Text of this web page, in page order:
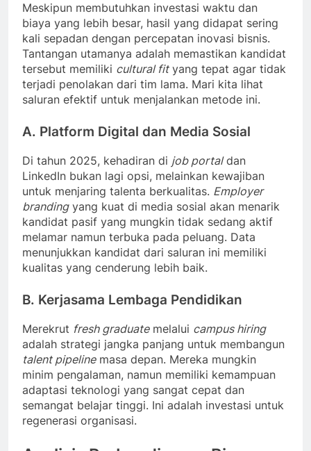
Meskipun membutuhkan investasi waktu dan
biaya yang lebih besar, hasil yang didapat sering
kali sepadan dengan percepatan inovasi bisnis.
Tantangan utamanya adalah memastikan kandidat
tersebut memiliki cultural fityang tepat agar tidak
terjadi penolakan dari tim lama. Mari kita lihat
saluran efektif untuk menjalankan metode ini.
A. Platform Digital dan Media Sosial
Di tahun 2025, kehadiran di job portaldan
LinkedIn bukan lagi opsi, melainkan kewajiban
untuk menjaring talenta berkualitas. Employer
brandingyang kuat di media sosial akan menarik
kandidat pasif yang mungkin tidak sedang aktif
melamar namun terbuka pada peluang. Data
menunjukkan kandidat dari saluran ini memiliki
kualitas yang cenderung lebih baik.
B. Kerjasama Lembaga Pendidikan
Merekrut fresh graduatemelalui campus hiring
adalah strategi jangka panjang untuk membangun
talent pipelinemasa depan. Mereka mungkin
minim pengalaman, namun memiliki kemampuan
adaptasi teknologi yang sangat cepat dan
semangat belajar tinggi. Ini adalah investasi untuk
regenerasi organisasi.